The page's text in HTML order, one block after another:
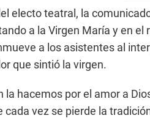
electo teatral, la
a la Virgen María y en el
a los asistentes al
que sintió la virgen.
la hacemos por el amor a
cada vez se pierde la